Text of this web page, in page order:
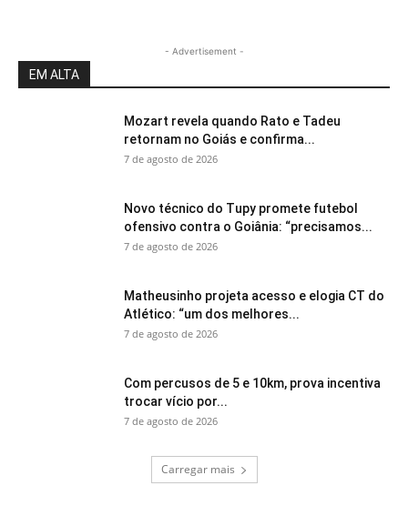
- Advertisement -
EM ALTA
Mozart revela quando Rato e Tadeu
retornam no Goiás e confirma...
7 de agosto de 2026
Novo técnico do Tupy promete futebol
ofensivo contra o Goiânia: “precisamos...
7 de agosto de 2026
Matheusinho projeta acesso e elogia CT do
Atlético: “um dos melhores...
7 de agosto de 2026
Com percusos de 5 e 10km, prova incentiva
trocar vício por...
7 de agosto de 2026
Carregar mais